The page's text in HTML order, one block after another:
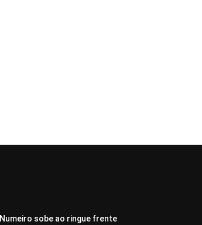
Numeiro sobe ao ringue frente